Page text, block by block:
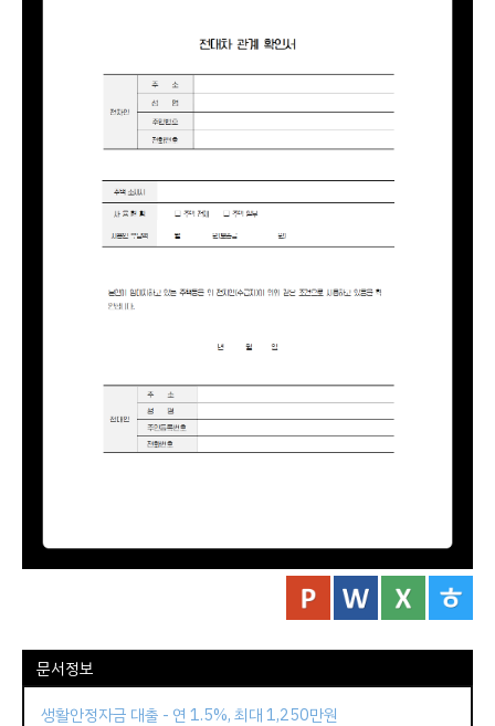
문서정보
생활안정자금 대출 - 연 1.5%, 최대 1,250만원